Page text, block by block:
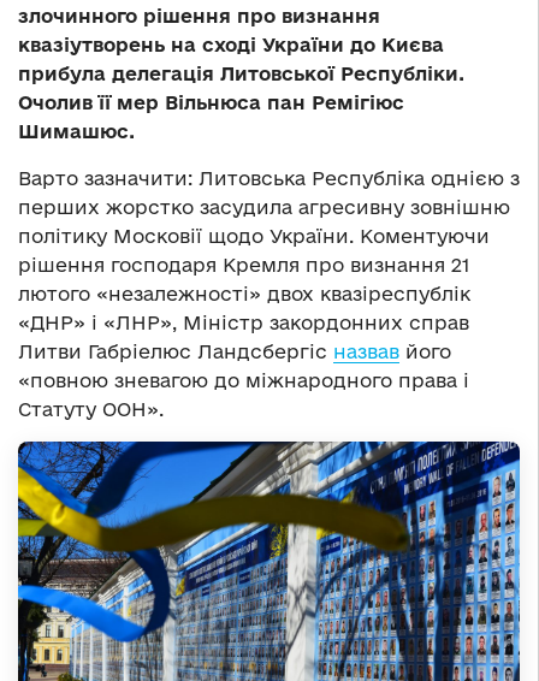
злочинного рішення про визнання
квазіутворень на сході України до Києва
прибула делегація Литовської Республіки.
Очолив її мер Вільнюса пан Ремігіюс
Шимашюс.
Варто зазначити: Литовська Республіка однією з
перших жорстко засудила агресивну зовнішню
політику Московії щодо України. Коментуючи
рішення господаря Кремля про визнання 21
лютого «незалежності» двох квазіреспублік
«ДНР» і «ЛНР», Міністр закордонних справ
Литви Габріелюс Ландсбергіс назвав його
«повною зневагою до міжнародного права і
Статуту ООН».